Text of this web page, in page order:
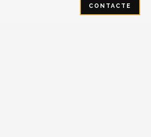
CONTACTE